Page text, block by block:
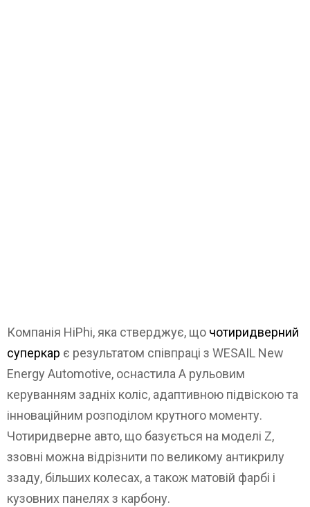
Компанія HiPhi, яка стверджує, що чотиридверний
суперкар є результатом співпраці з WESAIL New
Energy Automotive, оснастила A рульовим
керуванням задніх коліс, адаптивною підвіскою та
інноваційним розподілом крутного моменту.
Чотиридверне авто, що базується на моделі Z,
ззовні можна відрізнити по великому антикрилу
ззаду, більших колесах, а також матовій фарбі і
кузовних панелях з карбону.